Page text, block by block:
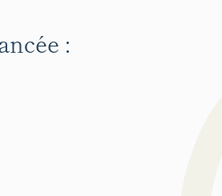
: